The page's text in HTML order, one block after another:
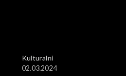
Kulturalni
02.03.2024